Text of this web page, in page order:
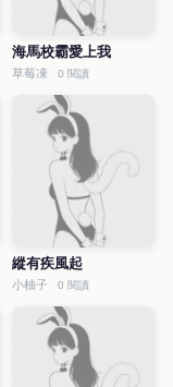
海馬校霸愛上我
草莓凍 0 閱讀
縱有疾風起
小柚子 0 閱讀